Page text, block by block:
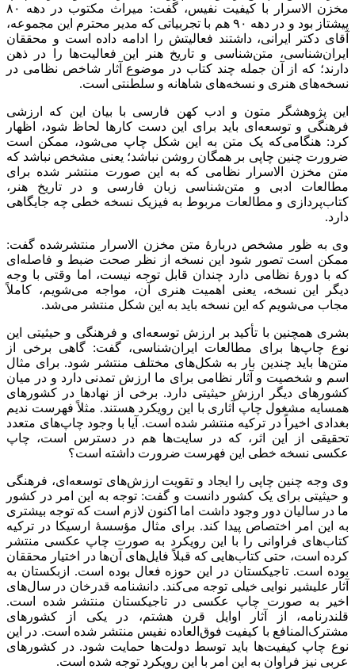
مخزن الاسرار با کیفیت نفیس، گفت: میراث مکتوب در دهه ۸۰
پیشتاز بود و در دهه ۹۰ هم با تجربیاتی که مدیر محترم این مجموعه،
آقای دکتر ایرانی، داشتند فعالیتش را ادامه داده است و محققان
ایران‌شناسی، متن‌شناسی و تاریخ هنر این فعالیت‌ها را در ذهن
دارند؛ که از آن جمله چند کتاب در موضوع آثار شاخص نظامی در
نسخه‌های هنری و نسخه‌های شاهانه و سلطنتی است.
این پژوهشگر متون و ادب کهن فارسی با بیان این که ارزشی
فرهنگی و توسعه‌ای باید برای این دست کارها لحاظ شود، اظهار
کرد: هنگامی‌که یک متن به این شکل چاپ می‌شود، ممکن است
ضرورت چنین چاپی بر همگان روشن نباشد؛ یعنی مشخص نباشد که
متن مخزن ‌الاسرار نظامی که به این صورت منتشر شده برای
مطالعات ادبی و متن‌شناسی زبان فارسی و در تاریخ هنر،
کتاب‌پردازی و مطالعات مربوط به فیزیک نسخه خطی چه جایگاهی
دارد‌.
وی به ظور مشخص دربارۀ متن مخزن ‌الاسرار منتشرشده گفت:
ممکن است تصور شود این نسخه از نظر صحت ضبط و فاصله‌ای
که با دورۀ نظامی دارد چندان قابل توجه نیست، اما وقتی با وجه
دیگر این نسخه، یعنی اهمیت هنری آن، مواجه می‌شویم، کاملاً
مجاب می‌شویم که این نسخه باید به این شکل منتشر می‌شد.
بشری همچنین با تأکید بر ارزش توسعه‌ای و فرهنگی و حیثیتی این
نوع چاپ‌ها برای مطالعات ایران‌شناسی، گفت: گاهی برخی از
متن‌ها باید چندین بار به شکل‌های مختلف منتشر شود. برای مثال
اسم و شخصیت و آثار نظامی برای ما ارزش تمدنی دارد و در میان
کشورهای دیگر ارزش حیثیتی دارد. برخی از نهادها در کشورهای
همسایه مشغول چاپ آثاری با این رویکرد هستند. مثلاً فهرست ندیم
بغدادی اخیراً در ترکیه منتشر شده است. آیا با وجود چاپ‌های متعدد
تحقیقی از این اثر، که در سایت‌ها هم در دسترس است، چاپ
عکسی نسخه خطی این فهرست ضرورت داشته است؟
وی وجه چنین چاپی را ایجاد و تقویت ارزش‌های توسعه‌ای، فرهنگی
و حیثیتی برای یک کشور دانست و گفت: توجه به این امر در کشور
ما در سالیان دور وجود داشت اما اکنون لازم است که توجه بیشتری
به این امر اختصاص پیدا کند. برای مثال مؤسسۀ ارسیکا در ترکیه
کتاب‌های فراوانی را با این رویکرد به صورت چاپ عکسی منتشر
کرده است، حتی کتاب‌هایی که قبلاً فایل‌های آن‌ها در اختیار محققان
بوده‌ است. تاجیکستان در این حوزه فعال بوده است. ازبکستان به
آثار علیشیر نوایی خیلی توجه می‌کند. دانشنامه قدرخان در سال‌های
اخیر به صورت چاپ عکسی در تاجیکستان منتشر شده است.
قلندرنامه، از آثار اوایل قرن هشتم، در یکی از کشورهای
مشترک‌المنافع با کیفیت فوق‌العاده نفیس منتشر شده است. در این
نوع چاپ کیفیت‌ها باید توسط دولت‌ها حمایت شود. در کشورهای
عربی نیز فراوان به این امر با این رویکرد توجه شده‌ است.